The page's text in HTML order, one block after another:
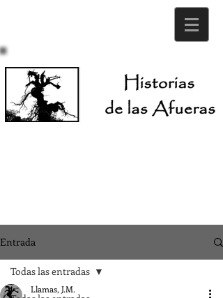
Entrada
Todas las entradas
Llamas, J.M.